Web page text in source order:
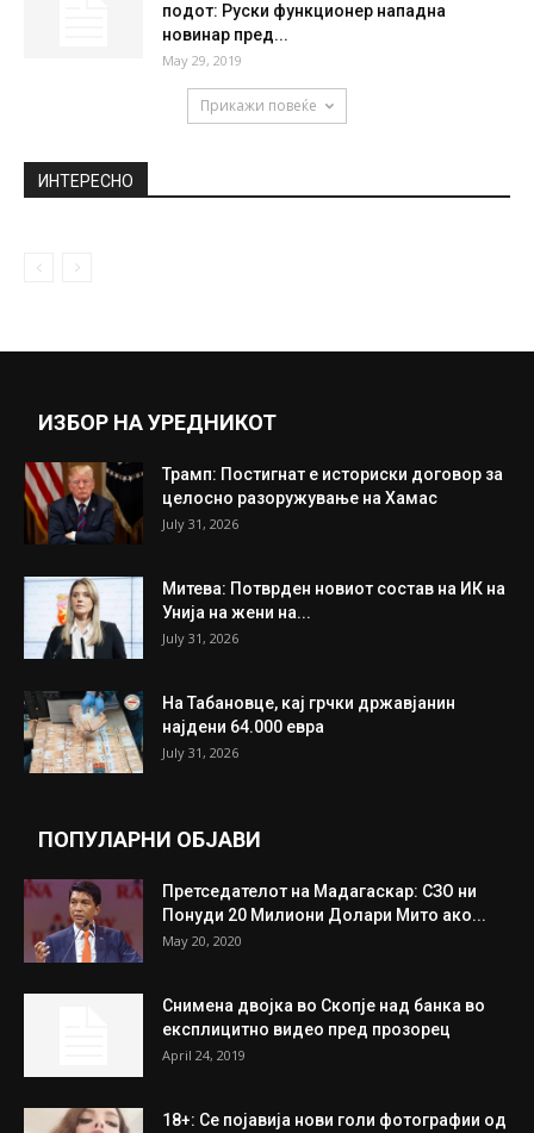
подот: Руски функционер нападна
новинар пред...
May 29, 2019
Прикажи повеќе
ИНТЕРЕСНО
ИЗБОР НА УРЕДНИКОТ
Трамп: Постигнат е историски договор за
целосно разоружување на Хамас
July 31, 2026
Митева: Потврден новиот состав на ИК на
Унија на жени на...
July 31, 2026
На Табановце, кај грчки државјанин
најдени 64.000 евра
July 31, 2026
ПОПУЛАРНИ ОБЈАВИ
Претседателот на Мадагаскар: СЗО ни
Понуди 20 Милиони Долари Мито ако...
May 20, 2020
Снимена двојка во Скопје над банка во
експлицитно видео пред прозорец
April 24, 2019
18+: Се појавија нови голи фотографии од